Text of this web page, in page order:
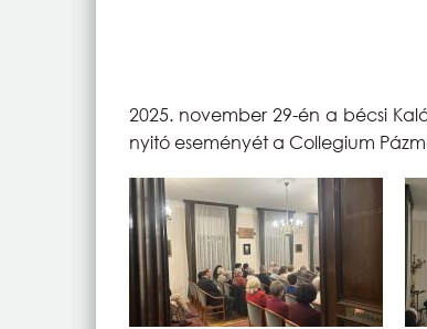
2025. november 29-én a bécsi
nyitó eseményét a Collegium